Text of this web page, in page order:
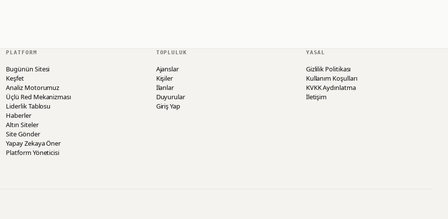
PLATFORM
Bugünün Sitesi
Keşfet
Analiz Motorumuz
Üçlü Red Mekanizması
Liderlik Tablosu
Haberler
Altın Siteler
Site Gönder
Yapay Zekaya Öner
Platform Yöneticisi
TOPLULUK
Ajanslar
Kişiler
İlanlar
Duyurular
Giriş Yap
YASAL
Gizlilik Politikası
Kullanım Koşulları
KVKK Aydınlatma
İletişim